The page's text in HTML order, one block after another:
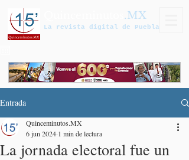
.MX
La revista digital de Puebla
Entrada
La jornada electoral fue un
Quinceminutos.MX
6 jun 2024 1 min de lectura